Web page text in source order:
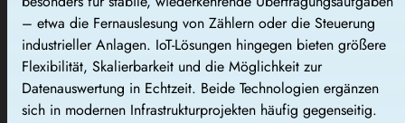
– etwa die Fernauslesung von Zählern oder die Steuerung
industrieller Anlagen. IoT-Lösungen hingegen bieten größere
Flexibilität, Skalierbarkeit und die Möglichkeit zur
Datenauswertung in Echtzeit. Beide Technologien ergänzen
sich in modernen Infrastrukturprojekten häufig gegenseitig.